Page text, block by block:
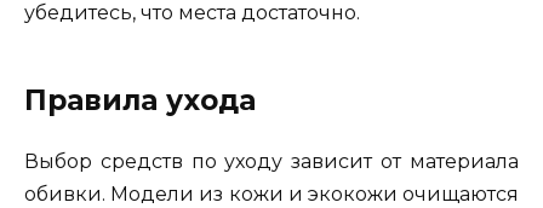
убедитесь, что места достаточно.
Правила ухода
Выбор средств по уходу зависит от материала
обивки. Модели из кожи и экокожи очищаются